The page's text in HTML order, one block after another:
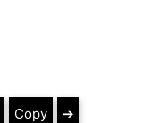
Copy ➔